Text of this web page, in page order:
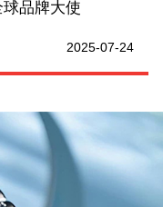
品牌大使
2025-07-24